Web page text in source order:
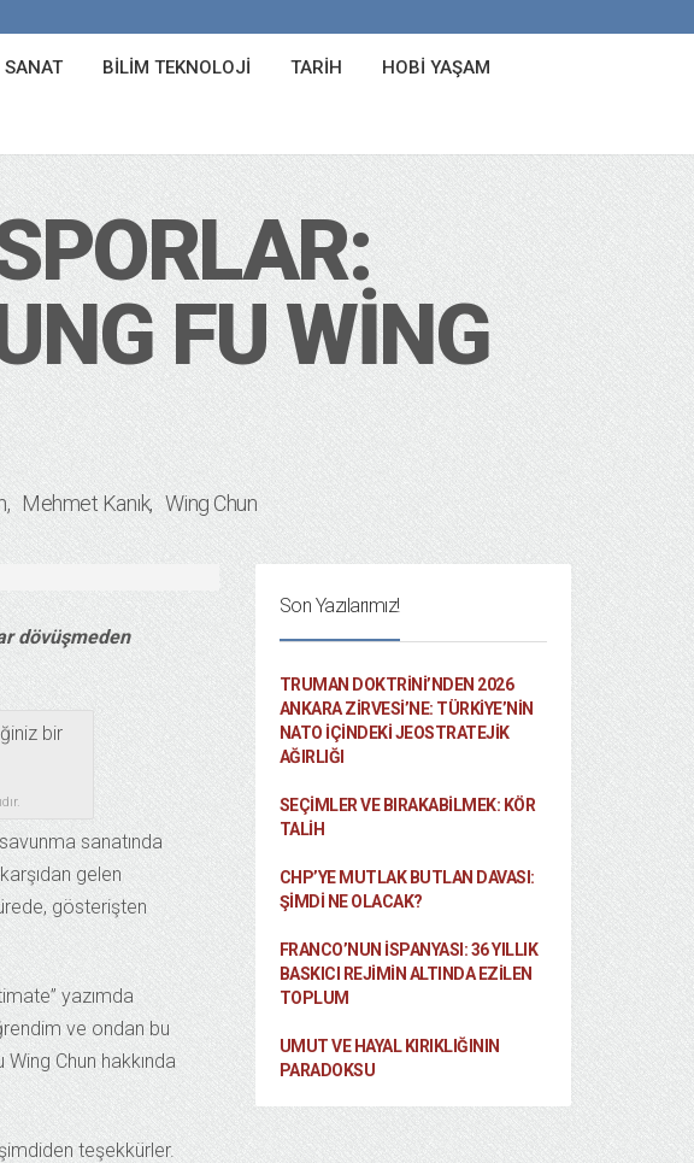
SANAT BILIM TEKNOLOJI TARIH HOBI YAŞAM
FU WING
Mehmet Kanık Wing Chun
dövüşmeden
sanatında
gelen
gösterişten
yazımda
ve ondan bu
Chun hakkında
teşekkürler.
Son Yazılarımız!
TRUMAN DOKTRINI’NDEN 2026
ANKARA ZIRVESI’NE: TÜRKIYE’NIN
NATO İÇINDEKI JEOSTRATEJIK
AĞIRLIĞI
SEÇIMLER VE BIRAKABILMEK: KÖR
TALIH
CHP’YE MUTLAK BUTLAN DAVASI:
ŞİMDİ NE OLACAK?
FRANCO’NUN İSPANYASI: 36 YILLIK
BASKICI REJIMIN ALTINDA EZILEN
TOPLUM
UMUT VE HAYAL KIRIKLIĞININ
PARADOKSU